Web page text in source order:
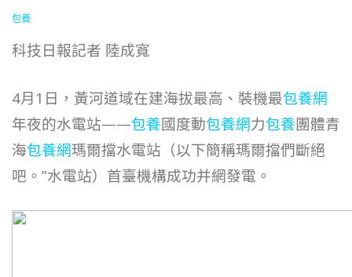
包養
科技日報記者 陸成寬
4月1日，黃河道域在建海拔最高、裝機最包養網
年夜的水電站——包養國度動包養網力包養團體青
海包養網瑪爾擋水電站（以下簡稱瑪爾擋們斷絕
吧。”水電站）首臺機構成功并網發電。